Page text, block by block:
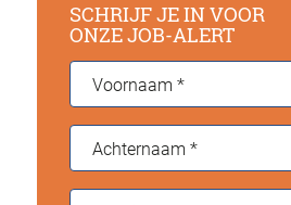
SCHRIJF JE IN VOOR
ONZE JOB-ALERT
Voornaam*
Achternaam*